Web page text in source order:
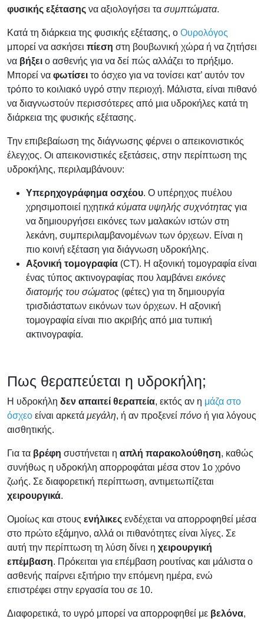
φυσικής εξέτασης να αξιολογήσει τα συμπτώματα.
Κατά τη διάρκεια της φυσικής εξέτασης, ο Ουρολόγος
μπορεί να ασκήσει πίεση στη βουβωνική χώρα ή να ζητήσει
να βήξει ο ασθενής για να δεί πώς αλλάζει το πρήξιμο.
Μπορεί να φωτίσει το όσχεο για να τονίσει κατ’ αυτόν τον
τρόπο το κοιλιακό υγρό στην περιοχή. Μάλιστα, είναι πιθανό
να διαγνωστούν περισσότερες από μια υδροκήλες κατά τη
διάρκεια της φυσικής εξέτασης.
Την επιβεβαίωση της διάγνωσης φέρνει ο απεικονιστικός
έλεγχος. Οι απεικονιστικές εξετάσεις, στην περίπτωση της
υδροκήλης, περιλαμβάνουν:
Υπερηχογράφημα οσχέου. Ο υπέρηχος πυέλου
χρησιμοποιεί ηχητικά κύματα υψηλής συχνότητας για
να δημιουργήσει εικόνες των μαλακών ιστών στη
λεκάνη, συμπεριλαμβανομένων των όρχεων. Είναι η
πιο κοινή εξέταση για διάγνωση υδροκήλης.
Αξονική τομογραφία (CT). Η αξονική τομογραφία είναι
ένας τύπος ακτινογραφίας που λαμβάνει εικόνες
διατομής του σώματος (φέτες) για τη δημιουργία
τρισδιάστατων εικόνων των όρχεων. Η αξονική
τομογραφία είναι πιο ακριβής από μια τυπική
ακτινογραφία.
Πως θεραπεύεται η υδροκήλη;
Η υδροκήλη δεν απαιτεί θεραπεία, εκτός αν η μάζα στο
όσχεο είναι αρκετά μεγάλη, ή αν προξενεί πόνο ή για λόγους
αισθητικής.
Για τα βρέφη συστήνεται η απλή παρακολούθηση, καθώς
συνήθως η υδροκήλη απορροφάται μέσα στον 1ο χρόνο
ζωής. Σε διαφορετική περίπτωση, αντιμετωπίζεται
χειρουργικά.
Ομοίως και στους ενήλικες ενδέχεται να απορροφηθεί μέσα
στο πρώτο εξάμηνο, αλλά οι πιθανότητες είναι λίγες. Σε
αυτή την περίπτωση τη λύση δίνει η χειρουργική
επέμβαση. Πρόκειται για επέμβαση ρουτίνας και μάλιστα ο
ασθενής παίρνει εξιτήριο την επόμενη ημέρα, ενώ
επιστρέφει στην εργασία του σε 10.
Διαφορετικά, το υγρό μπορεί να απορροφηθεί με βελόνα,